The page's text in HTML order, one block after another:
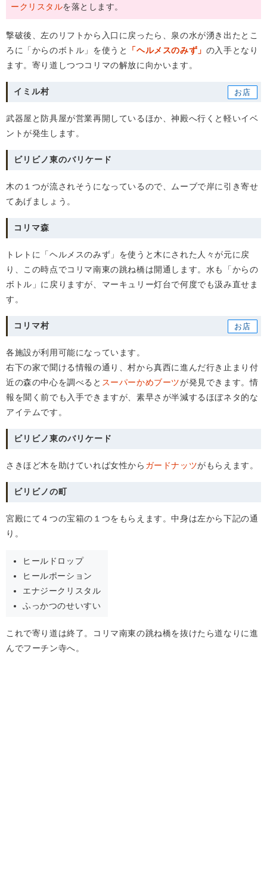
ークリスタルを落とします。
撃破後、左のリフトから入口に戻ったら、泉の水が湧き出たとこ
ろに「からのボトル」を使うと
「ヘルメスのみず」 の入手となり
ます。寄り道しつつコリマの解放に向かいます。
イミル村
武器屋と防具屋が営業再開しているほか、神殿へ行くと軽いイベ
ントが発生します。
ビリビノ東のバリケード
木の１つが流されそうになっているので、ムーブで岸に引き寄せ
てあげましょう。
コリマ森
トレトに「ヘルメスのみず」を使うと木にされた人々が元に戻
り、この時点でコリマ南東の跳ね橋は開通します。水も「からの
ボトル」に戻りますが、マーキュリー灯台で何度でも汲み直せま
す。
コリマ村
各施設が利用可能になっています。
右下の家で聞ける情報の通り、村から真西に進んだ行き止まり付
近の森の中心を調べると スーパーかめブーツが発見できます。情
報を聞く前でも入手できますが、素早さが半減するほぼネタ的な
アイテムです。
ビリビノ東のバリケード
さきほど木を助けていれば女性から ガードナッツがもらえます。
ビリビノの町
宮殿にて４つの宝箱の１つをもらえます。中身は左から下記の通
り。
ヒールドロップ
ヒールポーション
エナジークリスタル
ふっかつのせいすい
これで寄り道は終了。コリマ南東の跳ね橋を抜けたら道なりに進
んでフーチン寺へ。